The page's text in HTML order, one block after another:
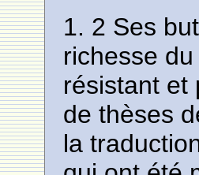
1. 2 Ses
richesse
résistant et
de thèses
la